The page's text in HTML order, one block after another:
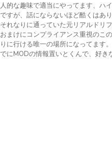
的な趣味で適当にやってます、ハイ
すが、話にならないほど酷くはあり
れなりに通っていた元リアルドリ
まけにコンプライアンス重視のこ
に行ける唯一の場所になってます。
にMODの情報置いとくんで、好